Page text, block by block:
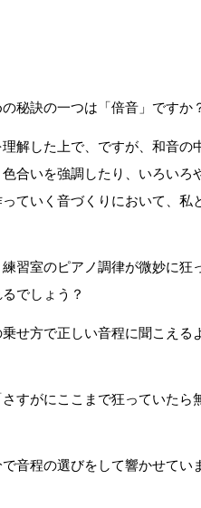
秘訣の一つは「倍音」ですか
解した上で、ですが、和音の
合いを強調したり、いろいろ
ていく音づくりにおいて、私
習室のピアノ調律が微妙に狂
でしょう？
せ方で正しい音程に聞こえる
すがにここまで狂っていたら
音程の選びをして響かせてい